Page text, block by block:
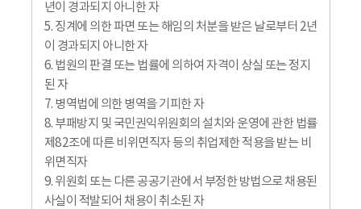
년이 경과되지 아니한 자
5. 징계에 의한 파면 또는 해임의 처분을 받은 날로부터 2년
이 경과되지 아니한 자
6. 법원의 판결 또는 법률에 의하여 자격이 상실 또는 정지
된 자
7. 병역법에 의한 병역을 기피한 자
8. 부패방지 및 국민권익위원회의 설치와 운영에 관한 법률
제82조에 따른 비위면직자 등의 취업제한 적용을 받는 비
위면직자
9. 위원회 또는 다른 공공기관에서 부정한 방법으로 채용된
사실이 적발되어 채용이 취소된 자